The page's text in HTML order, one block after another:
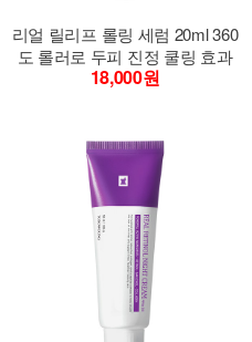
리얼 릴리프 롤링 세럼 20ml 360
도 롤러로 두피 진정 쿨링 효과
18,000원